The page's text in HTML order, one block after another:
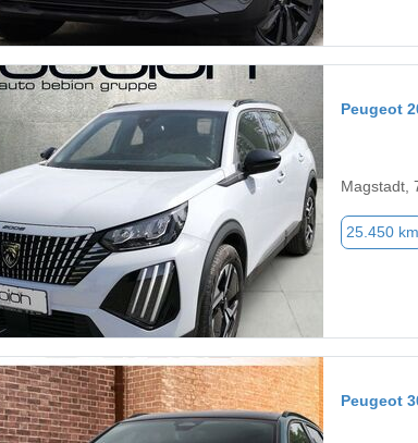
Peugeot
Magstadt,
25.450 km
Peugeot